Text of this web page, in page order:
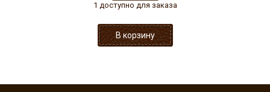
1 доступно для заказа